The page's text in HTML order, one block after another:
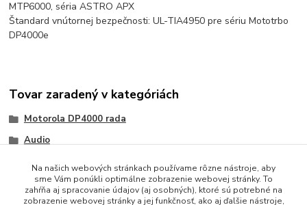
MTP6000, séria ASTRO APX
Štandard vnútornej bezpečnosti: UL-TIA4950 pre sériu Mototrbo
DP4000e
Tovar zaradený v kategóriách
Motorola DP4000 rada
Audio
Na našich webových stránkach používame rôzne nástroje, aby
sme Vám ponúkli optimálne zobrazenie webovej stránky. To
zahŕňa aj spracovanie údajov (aj osobných), ktoré sú potrebné na
zobrazenie webovej stránky a jej funkčnosť, ako aj ďalšie nástroje,